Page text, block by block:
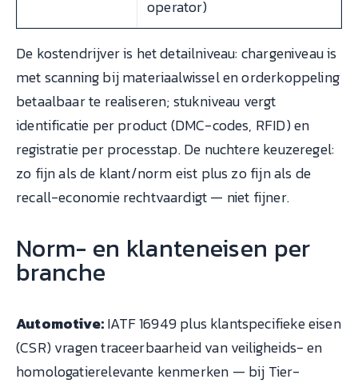
operator)
De kostendrijver is het detailniveau: chargeniveau is
met scanning bij materiaalwissel en orderkoppeling
betaalbaar te realiseren; stukniveau vergt
identificatie per product (DMC-codes, RFID) en
registratie per processtap. De nuchtere keuzeregel:
zo fijn als de klant/norm eist plus zo fijn als de
recall-economie rechtvaardigt — niet fijner.
Norm- en klanteneisen per
branche
Automotive:IATF 16949 plus klantspecifieke eisen
(CSR) vragen traceerbaarheid van veiligheids- en
homologatierelevante kenmerken — bij Tier-